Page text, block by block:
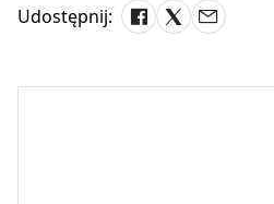
Udostępnij: